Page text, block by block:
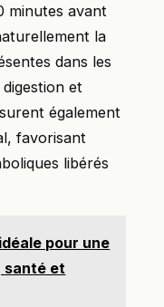
minutes avant
la
dans les
et
également
favorisant
libérés
pour une
santé et